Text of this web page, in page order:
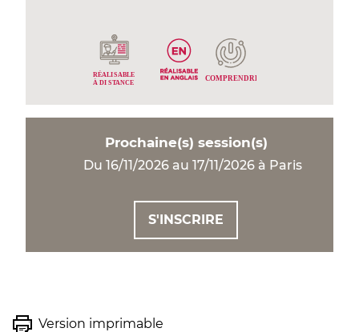
RÉALISABLE
À DI STANCE
COMPRENDRE
Prochaine(s) session(s)
Du 16/11/2026 au 17/11/2026 à Paris
S'INSCRIRE
Version imprimable